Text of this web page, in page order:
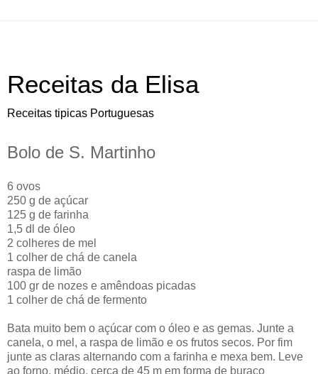
Receitas da Elisa
Receitas tipicas Portuguesas
Bolo de S. Martinho
6 ovos
250 g de açúcar
125 g de farinha
1,5 dl de óleo
2 colheres de mel
1 colher de chá de canela
raspa de limão
100 gr de nozes e amêndoas picadas
1 colher de chá de fermento
Bata muito bem o açúcar com o óleo e as gemas. Junte a
canela, o mel, a raspa de limão e os frutos secos. Por fim
junte as claras alternando com a farinha e mexa bem. Leve
ao forno, médio, cerca de 45 m em forma de buraco